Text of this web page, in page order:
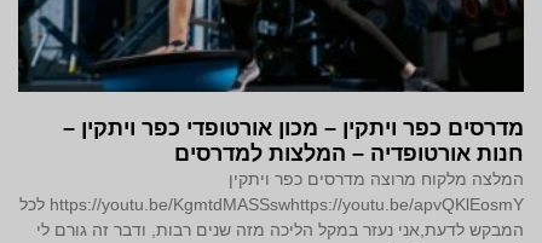
מדרסים כפר ויתקין – מכון אורטופדי כפר ויתקין –
חנות אורטופדיה – המלצות למדרסים
המלצה מלקוח מרוצה מדרסים כפר ויתקין
https://youtu.be/KgmtdMASSswhttps://youtu.be/apvQKlEosmY לכל
המבקש לדעת,אני נעזר במקל הליכה מזה שנים רבות, ודבר זה גורם לי